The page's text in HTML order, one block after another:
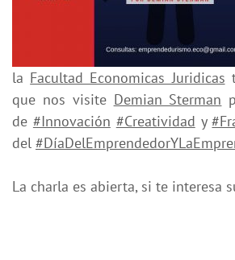
la Facultad Economicas Juridicas
que nos visite Demian Sterman
de #Innovación #Creatividad y
del #DíaDelEmprendedorYLaEmpre
La charla es abierta, si te interesa